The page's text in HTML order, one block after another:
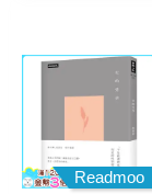
Readmoo